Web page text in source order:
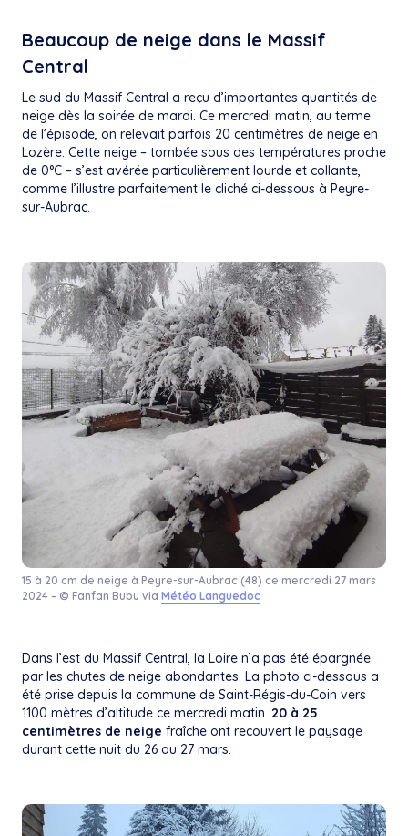
Beaucoup de neige dans le Massif
Central
Le sud du Massif Central a reçu d’importantes quantités de
neige dès la soirée de mardi. Ce mercredi matin, au terme
de l’épisode, on relevait parfois 20 centimètres de neige en
Lozère. Cette neige – tombée sous des températures proche
de 0°C – s’est avérée particulièrement lourde et collante,
comme l’illustre parfaitement le cliché ci-dessous à Peyre-
sur-Aubrac.
15 à 20 cm de neige à Peyre-sur-Aubrac (48) ce mercredi 27 mars
2024 – © Fanfan Bubu via Météo Languedoc
Dans l’est du Massif Central, la Loire n’a pas été épargnée
par les chutes de neige abondantes. La photo ci-dessous a
été prise depuis la commune de Saint-Régis-du-Coin vers
1100 mètres d’altitude ce mercredi matin. 20 à 25
centimètres de neige fraîche ont recouvert le paysage
durant cette nuit du 26 au 27 mars.